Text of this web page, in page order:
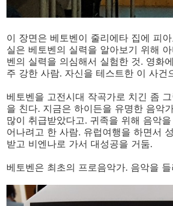
이 장면은 베토벤이 줄리에타 집에 피
실은 베토벤의 실력을 알아보기 위해
벤의 실력을 의심해서 실험한 것. 영화
주 강한 사람. 자신을 테스트한 이 사
베토벤을 고전시대 작곡가로 치긴 좀
을 친다. 지금은 하이든을 유명한 음악
많이 취급받았다고. 귀족을 위해 음악
어나려고 한 사람. 유럽여행을 하면서
받고 비엔나로 가서 대성공을 거둠.
베토벤은 최초의 프로음악가. 음악을